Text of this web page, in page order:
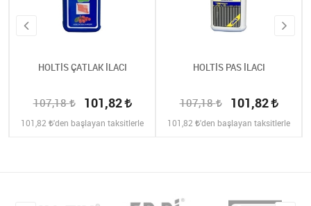
HOLTİS ÇATLAK İLACI
107,18 101,82
101,82 'den başlayan taksitlerle
HOLTİS PAS İLACI
107,18 101,82
101,82 'den başlayan taksitlerle